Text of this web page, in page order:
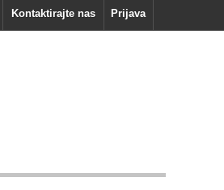
Prijava
Kontaktirajte nas